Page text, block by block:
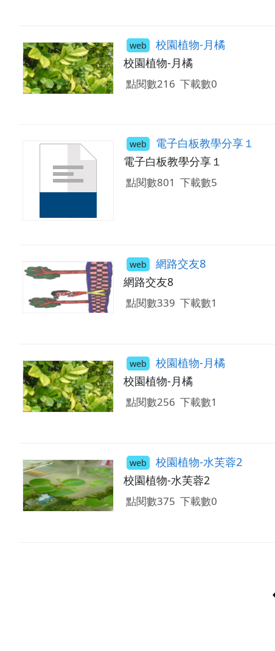
web 校園植物-月橘
校園植物-月橘
點閱數216 下載數0
web 電子白板教學分享１
電子白板教學分享１
點閱數801 下載數5
web 網路交友8
網路交友8
點閱數339 下載數1
web 校園植物-月橘
校園植物-月橘
點閱數256 下載數1
web 校園植物-水芙蓉2
校園植物-水芙蓉2
點閱數375 下載數0